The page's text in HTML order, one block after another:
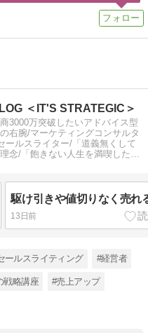
＜IT'S STRATEGIC＞
3000万突破したいアドバイス型
右腕/マーケティングコンサルタ
ールスライター/「道義無くして
念/「飽きない人生を満喫した
駆け引きや値切りなく売れ
13日前
ールスライティング #経営者
戦略講座 #売上アップ